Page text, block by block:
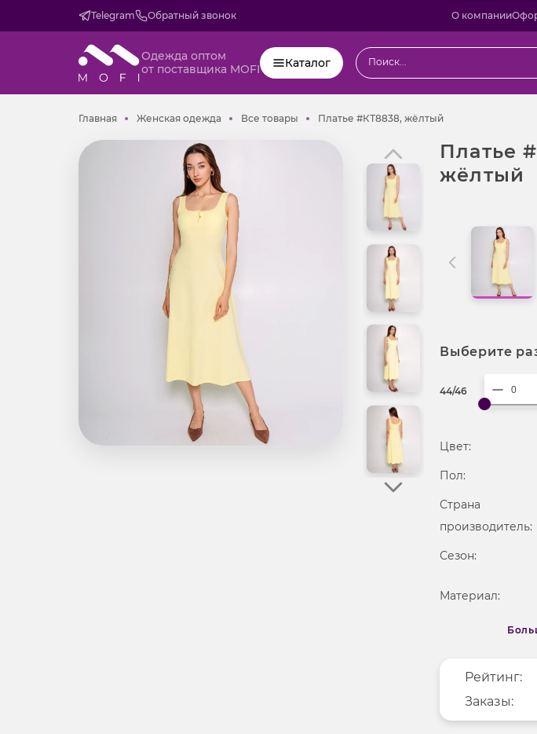
Telegram Обратный звонок О компании
Одежда оптом
от поставщика MOFI
Каталог
ГлавнаяГлавнаяЖенская одежда Женская одежда
Все товары Все товары
Платье #КТ8838, жёлтыйПлатье #КТ8838,
Платье
жёлтый
Выберите
44/46
Цвет:
Пол:
Страна
производитель:
Сезон:
Материал:
Фактура
Длина рукава
Рейтинг:
Заказы: